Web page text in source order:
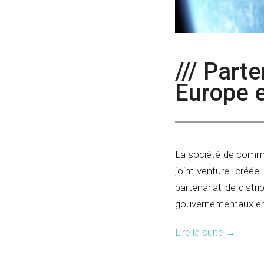
///
Europe
La société de
joint-venture
partenariat de
gouvernementaux
Lire la suite →